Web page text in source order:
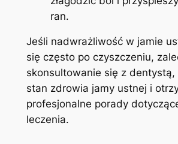
ran.
Jeśli nadwrażliwość w jamie
się często po czyszczeniu,
skonsultowanie się z dentystą,⁢
stan zdrowia​ jamy ustnej i
profesjonalne porady
leczenia.